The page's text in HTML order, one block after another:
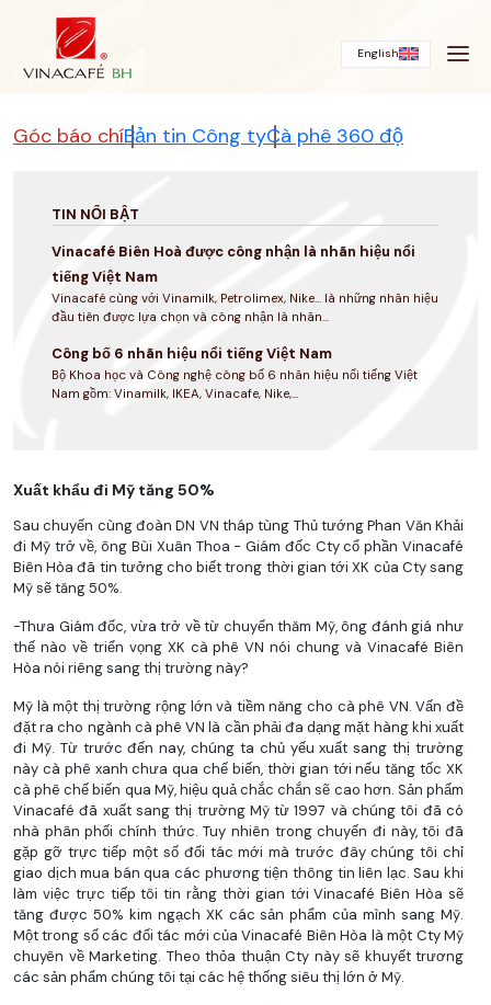
English
Góc báo chíBản tin Công tyCà phê 360 độ
TIN NỔI BẬT
Vinacafé Biên Hoà được công nhận là nhãn hiệu nổi
tiếng Việt Nam
Vinacafé cùng với Vinamilk, Petrolimex, Nike... là những nhãn hiệu
đầu tiên được lựa chọn và công nhận là nhãn...
Công bố 6 nhãn hiệu nổi tiếng Việt Nam
Bộ Khoa học và Công nghệ công bố 6 nhãn hiệu nổi tiếng Việt
Nam gồm: Vinamilk, IKEA, Vinacafe, Nike,...
Xuất khẩu đi Mỹ tăng 50%
Sau chuyến cùng đoàn DN VN tháp tùng Thủ tướng Phan Văn Khải
đi Mỹ trở về, ông Bùi Xuân Thoa - Giám đốc Cty cổ phần Vinacafé
Biên Hòa đã tin tưởng cho biết trong thời gian tới XK của Cty sang
Mỹ sẽ tăng 50%.
-Thưa Giám đốc, vừa trở về từ chuyến thăm Mỹ, ông đánh giá như
thế nào về triển vọng XK cà phê VN nói chung và Vinacafé Biên
Hòa nói riêng sang thị trường này?
Mỹ là một thị trường rộng lớn và tiềm năng cho cà phê VN. Vấn đề
đặt ra cho ngành cà phê VN là cần phải đa dạng mặt hàng khi xuất
đi Mỹ. Từ trước đến nay, chúng ta chủ yếu xuất sang thị trường
này cà phê xanh chưa qua chế biến, thời gian tới nếu tăng tốc XK
cà phê chế biến qua Mỹ, hiệu quả chắc chắn sẽ cao hơn. Sản phẩm
Vinacafé đã xuất sang thị trường Mỹ từ 1997 và chúng tôi đã có
nhà phân phối chính thức. Tuy nhiên trong chuyến đi này, tôi đã
gặp gỡ trực tiếp một số đối tác mới mà trước đây chúng tôi chỉ
giao dịch mua bán qua các phương tiện thông tin liên lạc. Sau khi
làm việc trực tiếp tôi tin rằng thời gian tới Vinacafé Biên Hòa sẽ
tăng được 50% kim ngạch XK các sản phẩm của mình sang Mỹ.
Một trong số các đối tác mới của Vinacafé Biên Hòa là một Cty Mỹ
chuyên về Marketing. Theo thỏa thuận Cty này sẽ khuyết trương
các sản phẩm chúng tôi tại các hệ thống siêu thị lớn ở Mỹ.